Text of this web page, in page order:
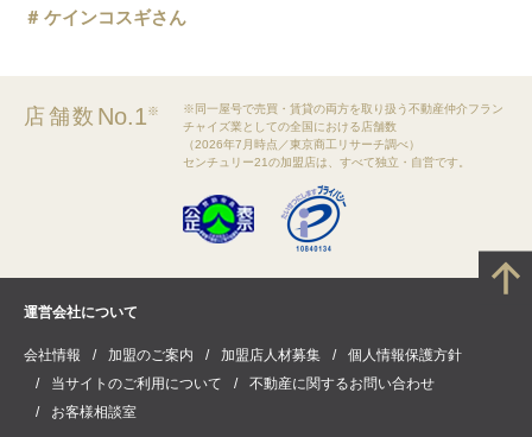
ケインコスギさん
店舗数 No.1※
※同一屋号で売買・賃貸の両方を取り扱う不動産仲介フラン
チャイズ業としての全国における店舗数
（2026年7月時点／東京商工リサーチ調べ）
センチュリー21の加盟店は、すべて独立・自営です。
運営会社について
会社情報 加盟のご案内 加盟店人材募集
個人情報保護方針
当サイトのご利用について
不動産に関するお問い合わせ
お客様相談室